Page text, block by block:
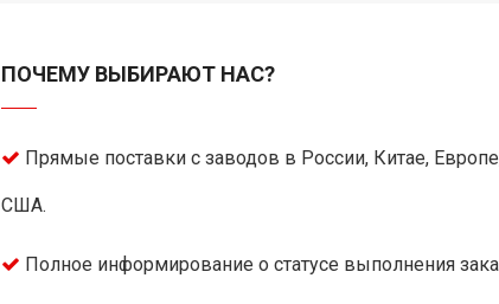
ПОЧЕМУ ВЫБИРАЮТ НАС?
Прямые поставки с заводов в России, Китае,
США.
Полное информирование о статусе выполнения